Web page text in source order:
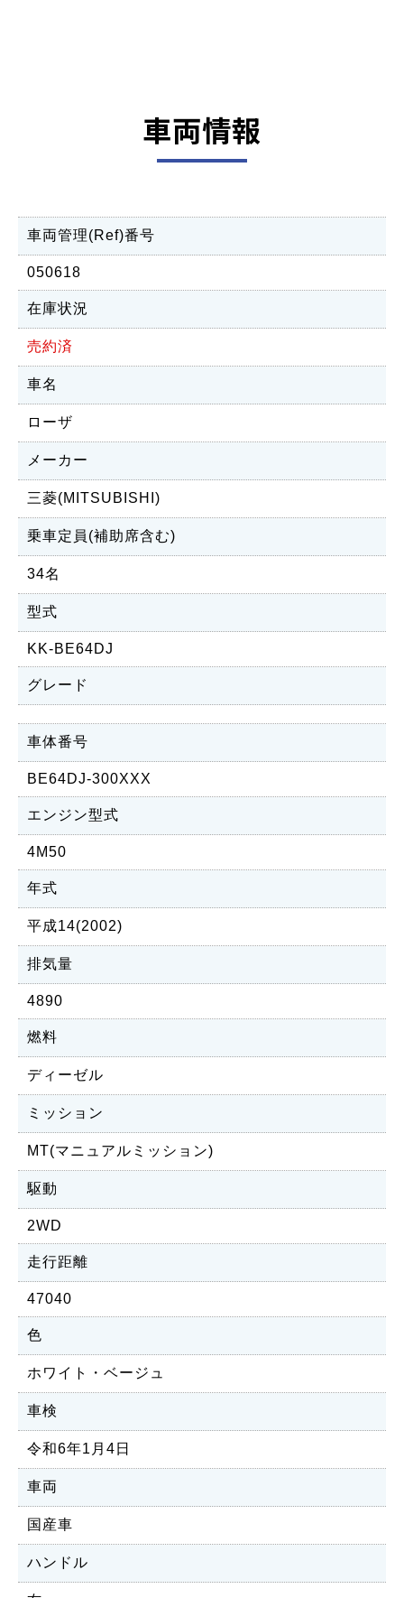
車両情報
車両管理(Ref)番号
050618
在庫状況
売約済
車名
ローザ
メーカー
三菱(MITSUBISHI)
乗車定員(補助席含む)
34名
型式
KK-BE64DJ
グレード
車体番号
BE64DJ-300XXX
エンジン型式
4M50
年式
平成14(2002)
排気量
4890
燃料
ディーゼル
ミッション
MT(マニュアルミッション)
駆動
2WD
走行距離
47040
色
ホワイト・ベージュ
車検
令和6年1月4日
車両
国産車
ハンドル